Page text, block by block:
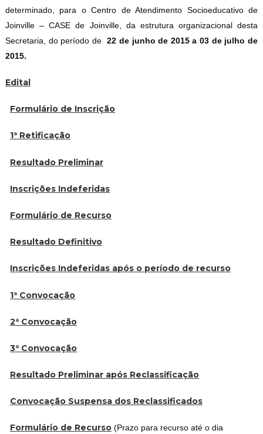
determinado, para o Centro de Atendimento Socioeducativo de
Joinville – CASE de Joinville, da estrutura organizacional desta
Secretaria, do período de22 de junho de 2015 a 03 de julho de
2015.
Edital
Formulário de Inscrição
1ª Retificação
Resultado Preliminar
Inscrições Indeferidas
Formulário de Recurso
Resultado Definitivo
Inscrições Indeferidas após o período de recurso
1ª Convocação
2ª Convocação
3ª Convocação
Resultado Preliminar após Reclassificação
Convocação Suspensa dos Reclassificados
Formulário de Recurso (Prazo para recurso até o dia